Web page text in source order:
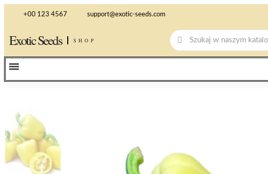
+00 123 4567 support@exotic-seeds.com
Exotic Seeds SHOP